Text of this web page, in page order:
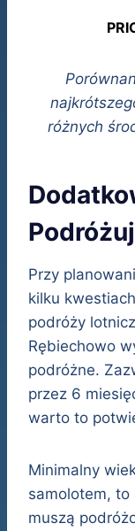
różnych
Przy
kilku
podróży
Rębiechowo
podróżne.
przez 6
warto to
Minimalny
samolotem, to
muszą